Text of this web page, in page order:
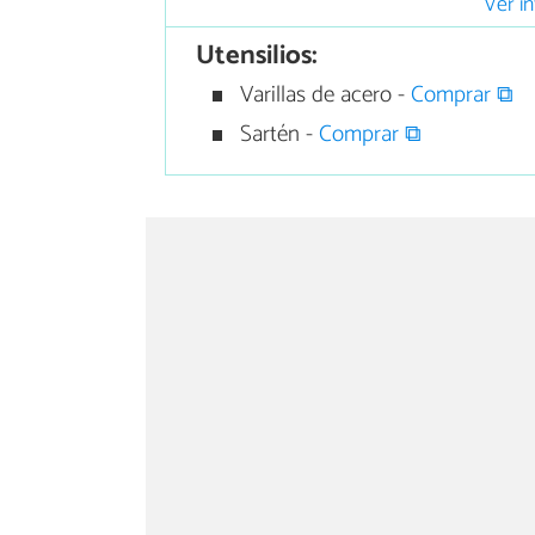
Utensilios:
Varillas de acero -Comprar ⧉
Sartén -Comprar ⧉